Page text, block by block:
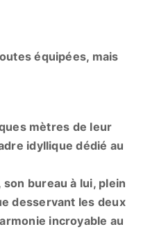
équipées, mais
mètres de leur
idyllique dédié au
bureau à lui, plein
desservant les deux
incroyable au